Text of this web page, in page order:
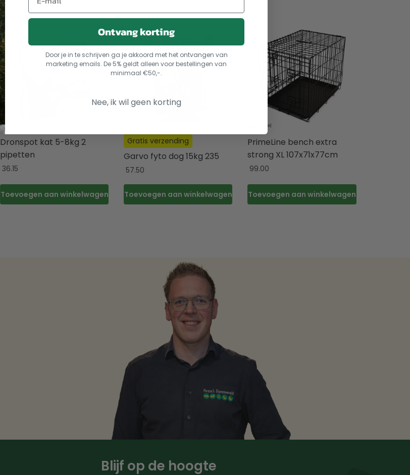
Dronspot kat 5-8kg 2
pipetten
36.15
Toevoegen aan winkelwagen
Gratis verzending
Garvo fyto dog 15kg 235
57.50
Toevoegen aan winkelwagen
PrimeLine bench extra
strong XL 107x71x77cm
99.00
Toevoegen aan winkelwagen
Blijf op de hoogte
Ontvang korting
Door je in te schrijven ga je akkoord met het ontvangen van
marketing emails. De 5% geldt alleen voor bestellingen van
minimaal €50,-.
Nee, ik wil geen korting